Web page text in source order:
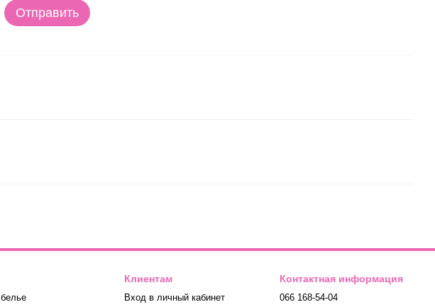
Отправить
Клиентам
Вход в личный кабинет
Контактная информация
066 168-54-04